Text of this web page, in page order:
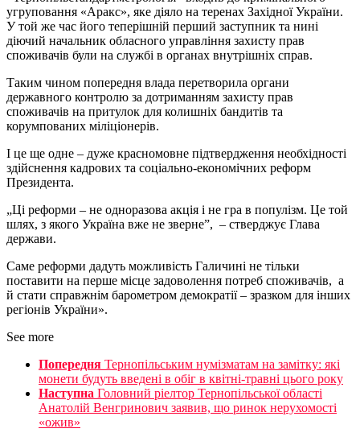
угруповання «Аракс», яке діяло на теренах Західної України.
У той же час його теперішній перший заступник та нині
діючий начальник обласного управління захисту прав
споживачів були на службі в органах внутрішніх справ.
Таким чином попередня влада перетворила органи
державного контролю за дотриманням захисту прав
споживачів на притулок для колишніх бандитів та
корумпованих міліціонерів.
І це ще одне – дуже красномовне підтвердження необхідності
здійснення кадрових та соціально-економічних реформ
Президента.
„Ці реформи – не одноразова акція і не гра в популізм. Це той
шлях, з якого Україна вже не зверне”, – стверджує Глава
держави.
Саме реформи дадуть можливість Галичині не тільки
поставити на перше місце задоволення потреб споживачів, а
й стати справжнім барометром демократії – зразком для інших
регіонів України».
See more
Попередня Тернопільським нумізматам на замітку: які
монети будуть введені в обіг в квітні-травні цього року
Наступна Головний ріелтор Тернопільської області
Анатолій Венгринович заявив, що ринок нерухомості
«ожив»